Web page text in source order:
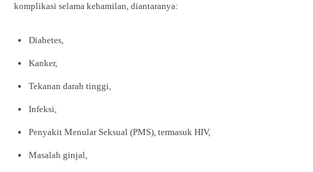
komplikasi selama kehamilan, diantaranya:
Diabetes,
Kanker,
Tekanan darah tinggi,
Infeksi,
Penyakit Menular Seksual (PMS), termasuk HIV,
Masalah ginjal,